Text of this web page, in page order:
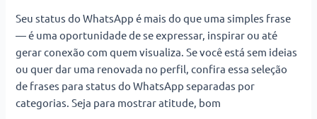
Seu status do WhatsApp é mais do que uma simples frase
— é uma oportunidade de se expressar, inspirar ou até
gerar conexão com quem visualiza. Se você está sem ideias
ou quer dar uma renovada no perfil, confira essa seleção
de frases para status do WhatsApp separadas por
categorias. Seja para mostrar atitude, bom